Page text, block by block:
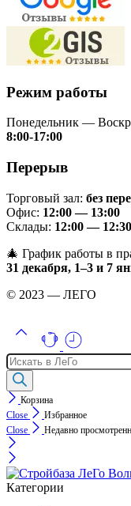
Режим работы
Понедельник —
8:00-17:00
Перерыв
Торговый зал: без
Офис: 12:00 — 13:00
Склады: 12:00 — 12:30
🎄 График работы в
31 декабря, 1–3 и 7
© 2023 — ЛЕГО
Поиск
товаров
Корзина
Close
Избранное
Close
Недавно
Категории